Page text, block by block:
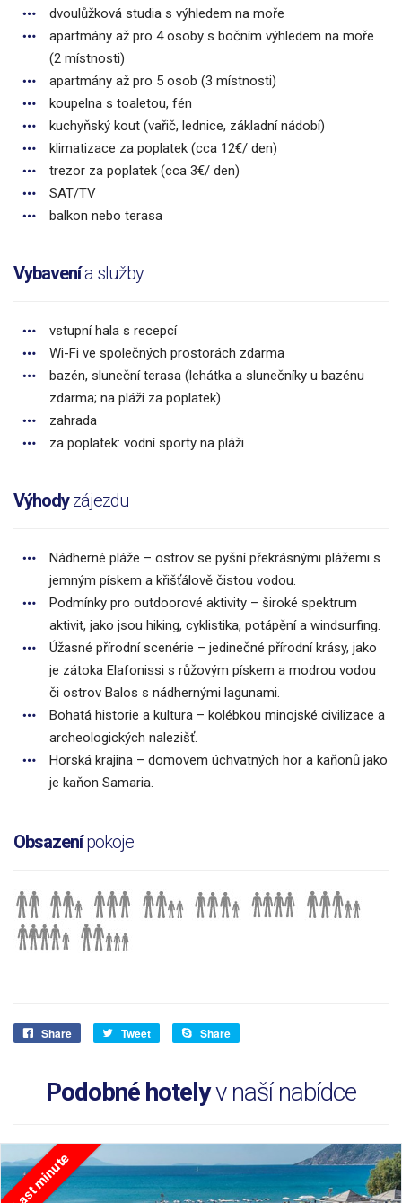
dvoulůžková studia s výhledem na moře
apartmány až pro 4 osoby s bočním výhledem na moře
(2 místnosti)
apartmány až pro 5 osob (3 místnosti)
koupelna s toaletou, fén
kuchyňský kout (vařič, lednice, základní nádobí)
klimatizace za poplatek (cca 12€/ den)
trezor za poplatek (cca 3€/ den)
SAT/TV
balkon nebo terasa
Vybavenía služby
vstupní hala s recepcí
Wi-Fi ve společných prostorách zdarma
bazén, sluneční terasa (lehátka a slunečníky u bazénu
zdarma; na pláži za poplatek)
zahrada
za poplatek: vodní sporty na pláži
Výhodyzájezdu
Nádherné pláže – ostrov se pyšní překrásnými plážemi s
jemným pískem a křišťálově čistou vodou.
Podmínky pro outdoorové aktivity – široké spektrum
aktivit, jako jsou hiking, cyklistika, potápění a windsurfing.
Úžasné přírodní scenérie – jedinečné přírodní krásy, jako
je zátoka Elafonissi s růžovým pískem a modrou vodou
či ostrov Balos s nádhernými lagunami.
Bohatá historie a kultura – kolébkou minojské civilizace a
archeologických nalezišť.
Horská krajina – domovem úchvatných hor a kaňonů jako
je kaňon Samaria.
Obsazenípokoje
Share Tweet Share
Podobné hotelyv naší nabídce
Last minute